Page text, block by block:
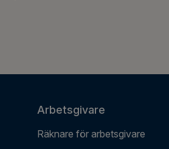
Arbetsgivare
Räknare för arbetsgivare